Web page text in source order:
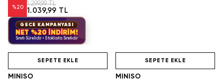
%20
1.299,99 TL
1.039,99 TL
GECE KAMPANYASI
NET %20 İNDİRİM!
Sınırlı Sürelidir • Stoklarla Sınırlıdır
SEPETE EKLE
MINISO
SEPETE EKLE
MINISO